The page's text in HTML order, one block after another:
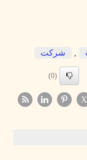
شركت
(0)
X